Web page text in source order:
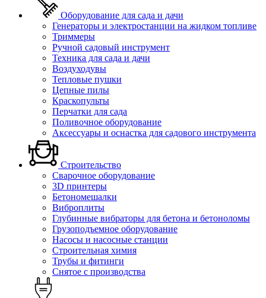
Оборудование для сада и дачи
Генераторы и электростанции на жидком топливе
Триммеры
Ручной садовый инструмент
Техника для сада и дачи
Воздуходувы
Тепловые пушки
Цепные пилы
Краскопульты
Перчатки для сада
Поливочное оборудование
Аксессуары и оснастка для садового инструмента
Строительство
Сварочное оборудование
3D принтеры
Бетономешалки
Виброплиты
Глубинные вибраторы для бетона и бетоноломы
Грузоподъемное оборудование
Насосы и насосные станции
Строительная химия
Трубы и фитинги
Снятое с производства